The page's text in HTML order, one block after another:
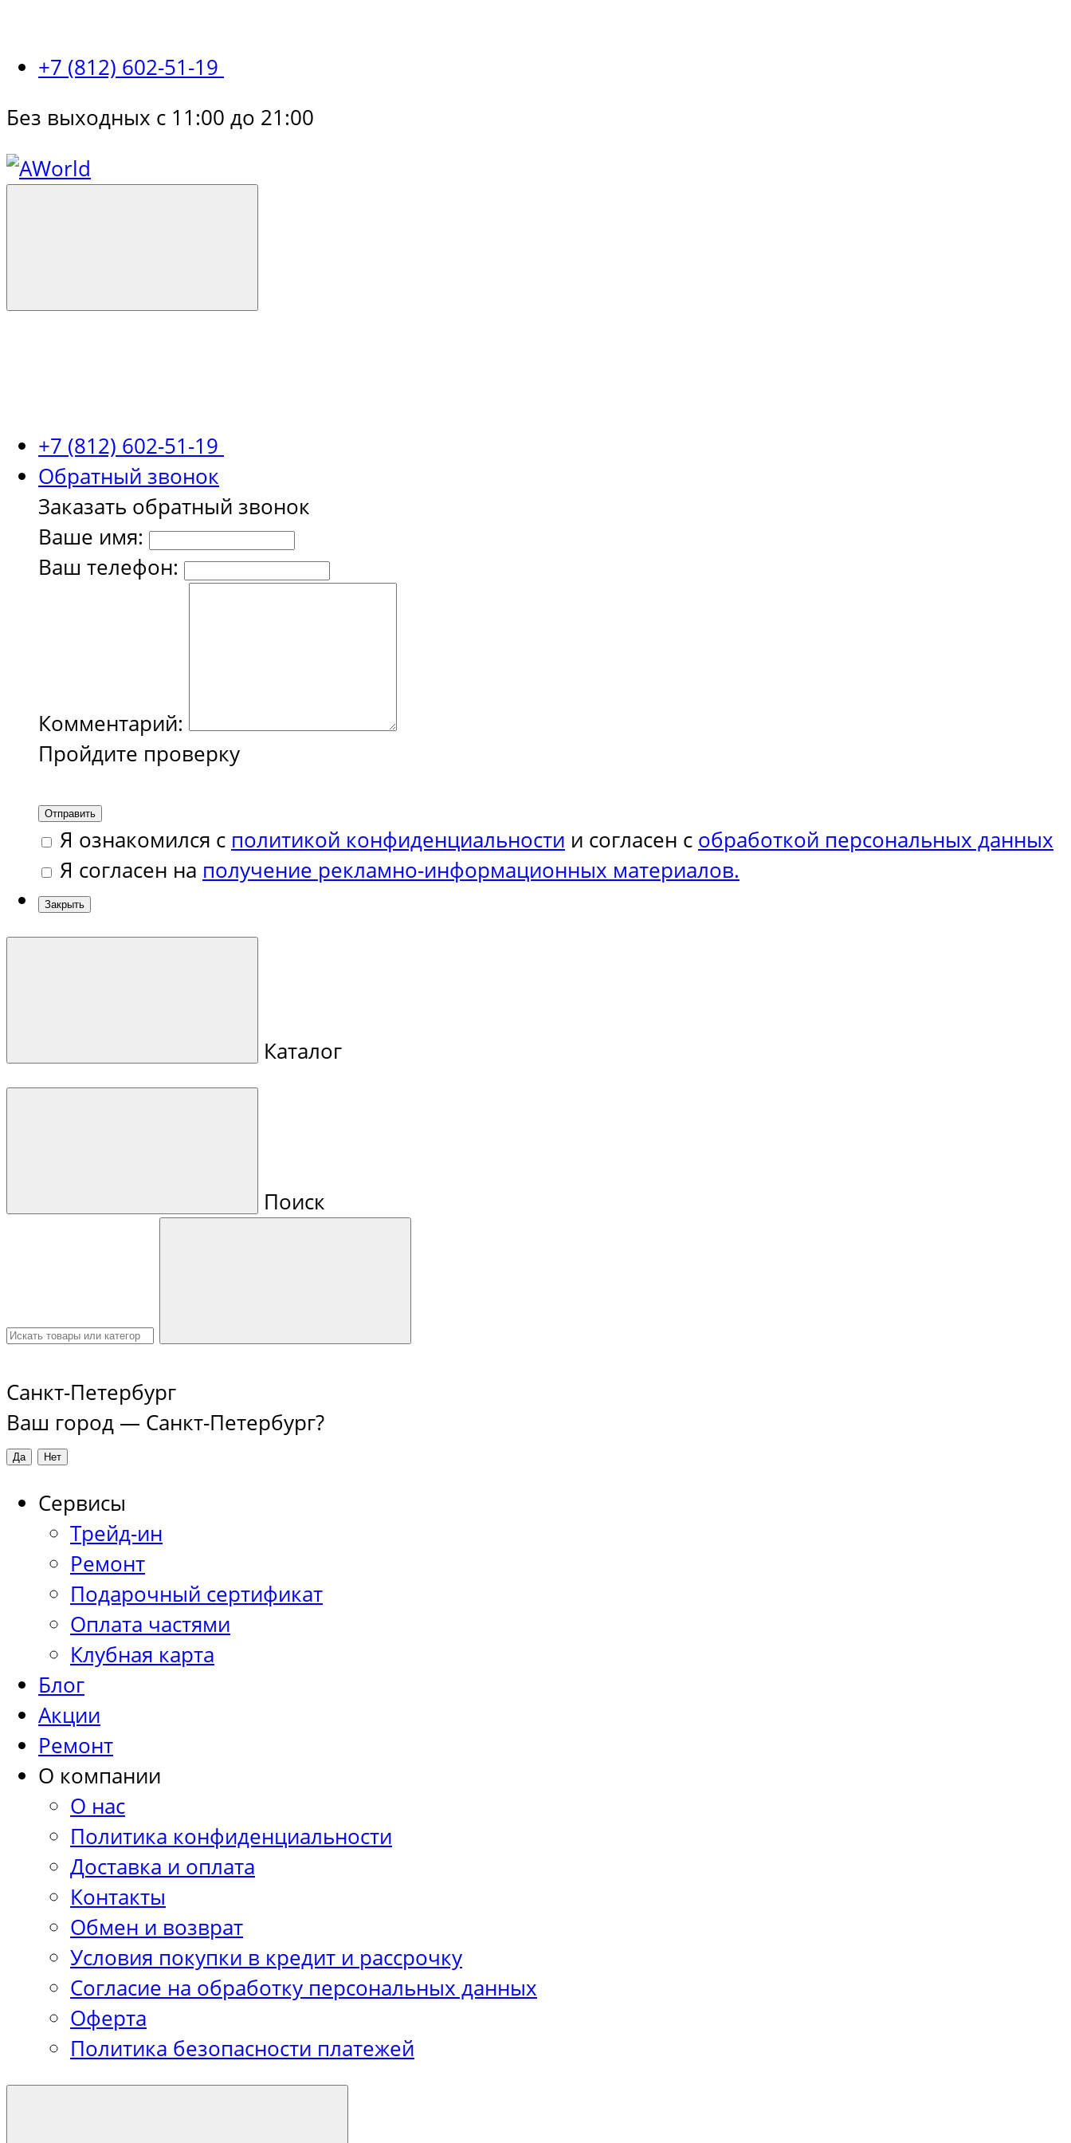
+7 (812) 602-51-19
Без выходных с 11:00 до 21:00
+7 (812) 602-51-19
Обратный звонок
Заказать обратный звонок
Ваше имя:
Ваш телефон:
Комментарий:
Пройдите проверку
Отправить
Я ознакомился с политикой конфиденциальности и согласен с обработкой персональных данных
Я согласен на получение рекламно-информационных материалов.
Закрыть
Каталог
Поиск
Санкт-Петербург
Ваш город — Санкт-Петербург?
Сервисы
Трейд-ин
Ремонт
Подарочный сертификат
Оплата частями
Клубная карта
Блог
Акции
Ремонт
О компании
О нас
Политика конфиденциальности
Доставка и оплата
Контакты
Обмен и возврат
Условия покупки в кредит и рассрочку
Согласие на обработку персональных данных
Оферта
Политика безопасности платежей